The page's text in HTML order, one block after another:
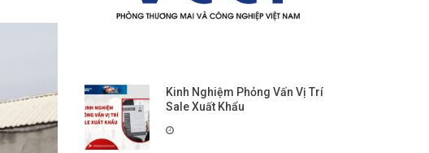
Kinh Nghiệm Phỏng Vấn Vị Trí
Sale Xuất Khẩu